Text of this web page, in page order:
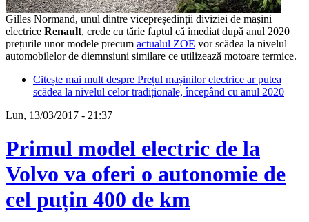
Gilles Normand, unul dintre vicepreședinții diviziei de mașini
electrice Renault, crede cu tărie faptul că imediat după anul 2020
prețurile unor modele precum actualul ZOE vor scădea la nivelul
automobilelor de diemnsiuni similare ce utilizează motoare termice.
Citește mai mult despre Prețul mașinilor electrice ar putea
scădea la nivelul celor tradiționale, începând cu anul 2020
Lun, 13/03/2017 - 21:37
Primul model electric de la
Volvo va oferi o autonomie de
cel puțin 400 de km